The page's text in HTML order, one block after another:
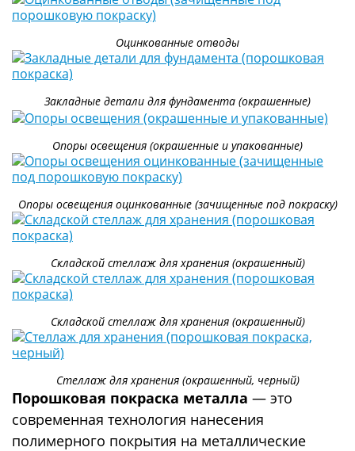
Оцинкованные отводы
Закладные детали для фундамента (окрашенные)
Опоры освещения (окрашенные и упакованные)
Опоры освещения оцинкованные (зачищенные под покраску)
Складской стеллаж для хранения (окрашенный)
Складской стеллаж для хранения (окрашенный)
Стеллаж для хранения (окрашенный, черный)
Порошковая покраска металла — это
современная технология нанесения
полимерного покрытия на металлические